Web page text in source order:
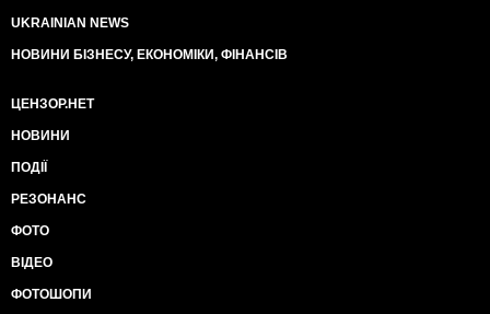
UKRAINIAN NEWS
НОВИНИ БІЗНЕСУ, ЕКОНОМІКИ, ФІНАНСІВ
ЦЕНЗОР.НЕТ
НОВИНИ
ПОДІЇ
РЕЗОНАНС
ФОТО
ВІДЕО
ФОТОШОПИ